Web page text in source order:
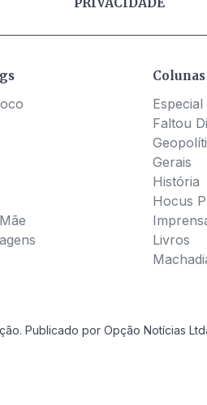
Faltou
Gerais
História
Hocus
Livros
Publicado por Opção Notícias